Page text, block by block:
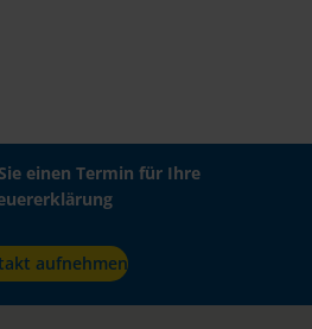
einen Termin für Ihre
aufnehmen